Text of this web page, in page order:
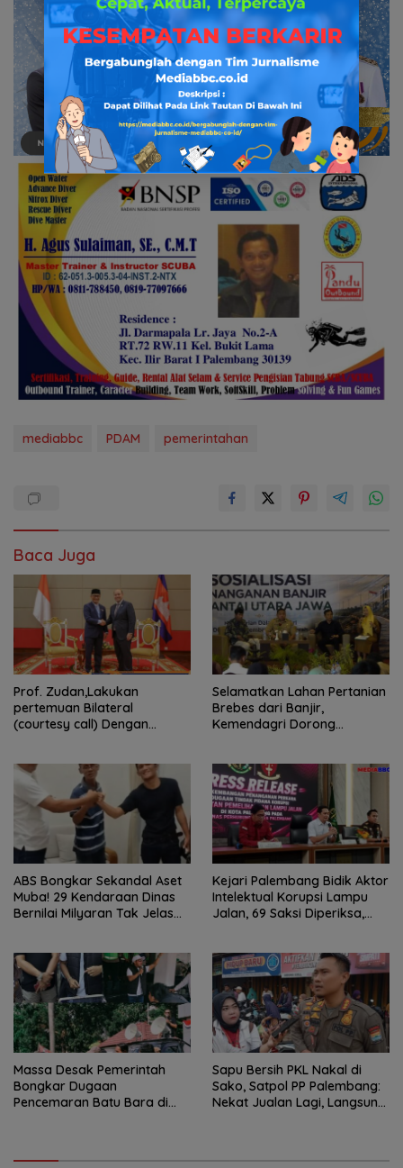
mediabbc PDAM pemerintahan
Baca Juga
Prof. Zudan,Lakukan
pertemuan Bilateral
(courtesy call) Dengan
Siapkan Indonesia Jadi Pusat
Kolaborasi ASN ASEAN
Selamatkan Lahan Pertanian
Brebes dari Banjir,
Kemendagri Dorong
ABS Bongkar Sekandal Aset
Muba! 29 Kendaraan Dinas
Bernilai Milyaran Tak Jelas
Kejari Palembang Bidik Aktor
Intelektual Korupsi Lampu
Jalan, 69 Saksi Diperiksa,
Massa Desak Pemerintah
Bongkar Dugaan
Pencemaran Batu Bara di
Sapu Bersih PKL Nakal di
Sako, Satpol PP Palembang:
Nekat Jualan Lagi, Langsung